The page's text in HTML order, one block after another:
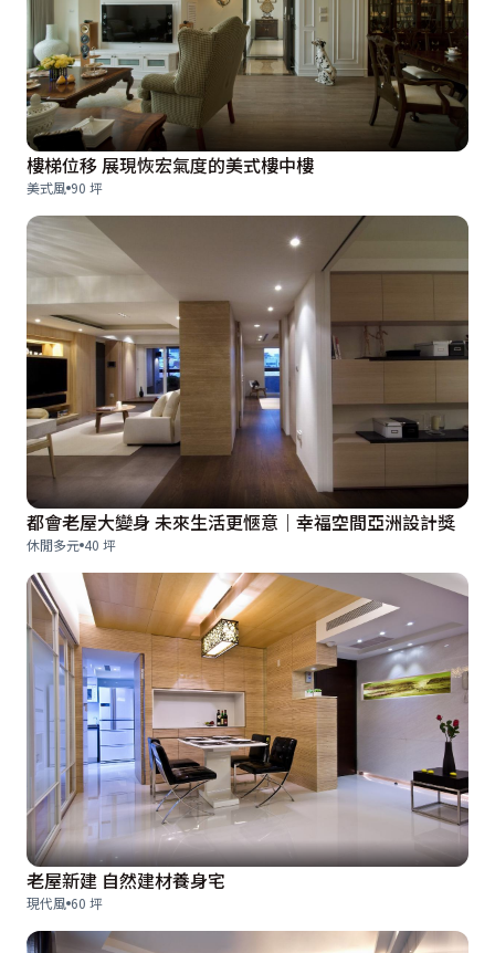
樓梯位移 展現恢宏氣度的美式樓中樓
美式風 90 坪
都會老屋大變身 未來生活更愜意｜幸福空間亞洲設計獎
休閒多元 40 坪
老屋新建 自然建材養身宅
現代風 60 坪